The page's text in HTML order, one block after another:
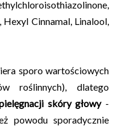
Cinnamal, Linalool,
sporo wartościowych
roślinnych), dlatego
skóry głowy-
powodu sporadycznie